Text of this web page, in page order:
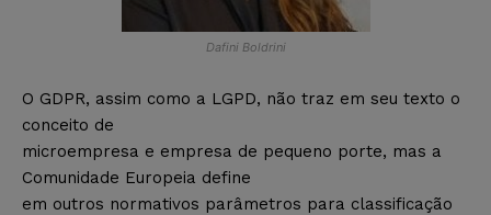
Dafini Boldrini
O GDPR, assim como a LGPD, não traz em seu texto o
conceito de
microempresa e empresa de pequeno porte, mas a
Comunidade Europeia define
em outros normativos parâmetros para classificação